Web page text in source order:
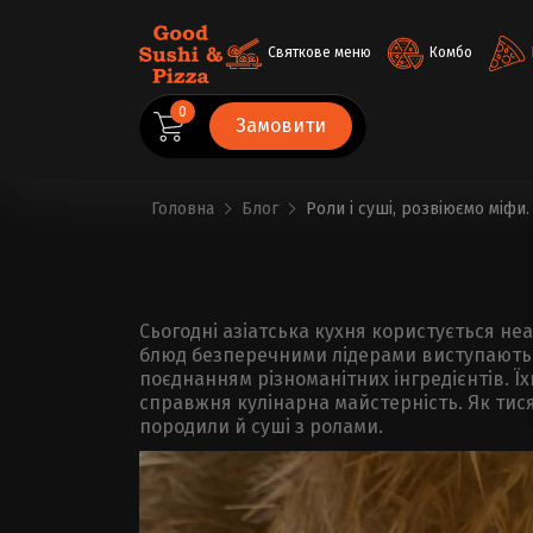
Святкове меню Комбо
0
Замовити
Головна Блог Роли і суші, розвіюємо міфи.
Сьогодні азіатська кухня користується
блюд безперечними лідерами
поєднанням різноманітних
справжня кулінарна майстерність. Як
породили й суші з ролами.